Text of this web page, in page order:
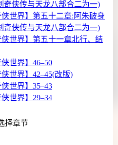
奇侠传与天龙八部合二为一)
侠世界】第五十二章:阿朱破身
奇侠传与天龙八部合二为一)
侠世界】第五十一章北行、结
世界】46–50
世界】42–45(改版)
世界】35–43
世界】29–34
世界】9–12
择章节